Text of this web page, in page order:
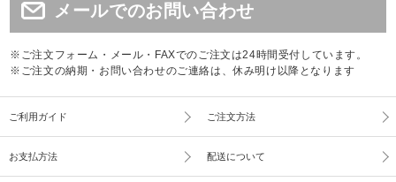
メールでのお問い合わせ
※ご注文フォーム・メール・FAXでのご注文は24時間受付しています。
※ご注文の納期・お問い合わせのご連絡は、休み明け以降となります
ご利用ガイド ご注文方法
お支払方法 配送について